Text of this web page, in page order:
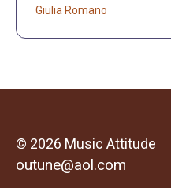
Giulia Romano
© 2026 Music Attitude
outune@aol.com